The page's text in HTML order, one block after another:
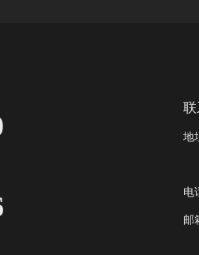
联
地
电
邮